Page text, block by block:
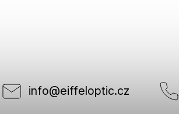
info@eiffeloptic.cz